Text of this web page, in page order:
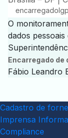
O
dados
Encarregado de
Fábio Leandro
Cadastro de
Imprensa
Compliance